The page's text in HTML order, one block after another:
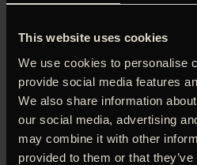
This website uses cookies
We use cookies to personalise
provide social media features
We also share information
our social media, advertising
may combine it with other
provided to them or that